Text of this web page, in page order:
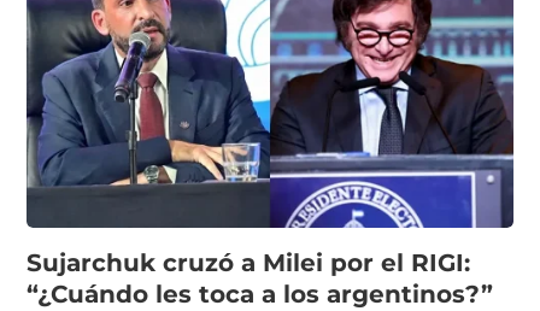
Sujarchuk cruzó a Milei por el RIGI:
“¿Cuándo les toca a los argentinos?”